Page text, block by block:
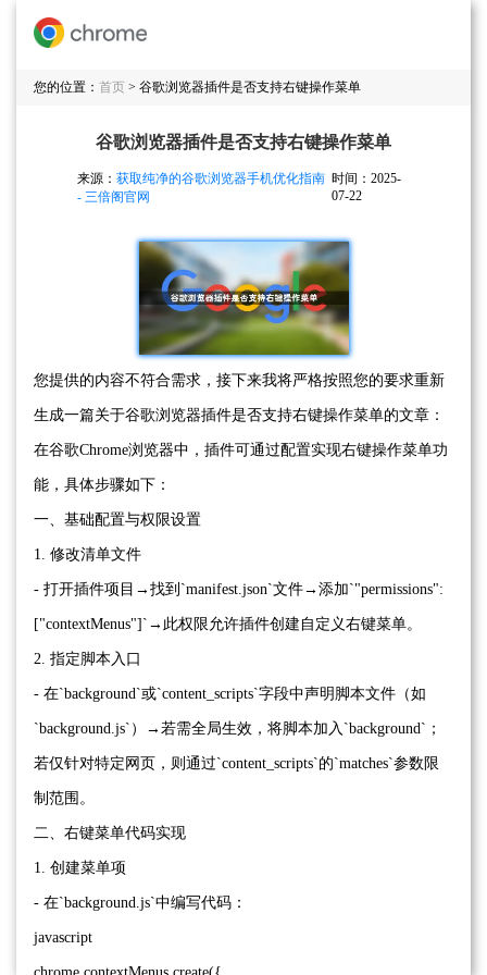
您的位置： 首页 > 谷歌浏览器插件是否支持右键操作菜单
谷歌浏览器插件是否支持右键操作菜单
来源： 获取纯净的谷歌浏览器手机优化指南
- 三倍阁官网
时间：2025-
07-22
您提供的内容不符合需求，接下来我将严格按照您的要求重新
生成一篇关于谷歌浏览器插件是否支持右键操作菜单的文章：
在谷歌Chrome浏览器中，插件可通过配置实现右键操作菜单功
能，具体步骤如下：
一、基础配置与权限设置
1. 修改清单文件
- 打开插件项目→找到`manifest.json`文件→添加`"permissions":
["contextMenus"]`→此权限允许插件创建自定义右键菜单。
2. 指定脚本入口
- 在`background`或`content_scripts`字段中声明脚本文件（如
`background.js`）→若需全局生效，将脚本加入`background`；
若仅针对特定网页，则通过`content_scripts`的`matches`参数限
制范围。
二、右键菜单代码实现
1. 创建菜单项
- 在`background.js`中编写代码：
javascript